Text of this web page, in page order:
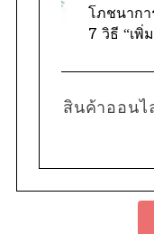
โภชนากา
7 วิธี “เ
สินค้าออน